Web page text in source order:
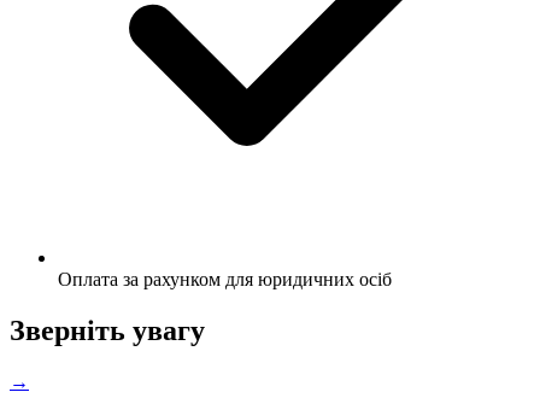
Оплата за рахунком для юридичних осіб
Зверніть увагу
→